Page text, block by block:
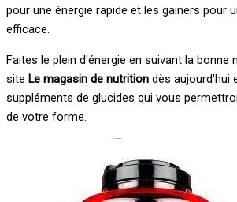
pour une énergie rapide et les gainers pour
efficace.
Faites le plein d'énergie en suivant la bonne
site Le magasin de nutrition dès aujourd'hui
suppléments de glucides qui vous
de votre forme.